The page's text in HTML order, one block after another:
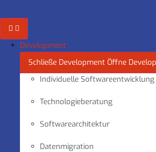
Inhalt
springen
Development
Schließe Development Öffne
Individuelle Softwareentwicklung
Technologieberatung
Softwarearchitektur
Datenmigration